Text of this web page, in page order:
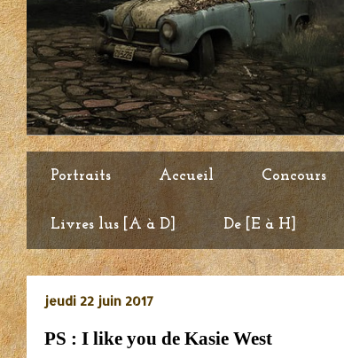
Portraits Accueil Concours
Livres lus [A à D] De [E à H]
jeudi 22 juin 2017
PS : I like you de Kasie West